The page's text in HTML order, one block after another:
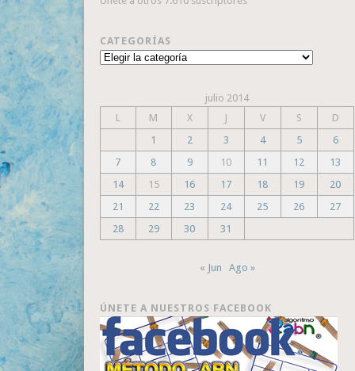
CATEGORÍAS
Categorías
julio 2014
L
M X J V S
D
1
2 3 4 5
6
7
8 9 10 11 12
13
14
15 16 17 18 19
20
21
22 23 24 25 26
27
28
29 30 31
« Jun Ago »
ÚNETE A NUESTROS FACEBOOK